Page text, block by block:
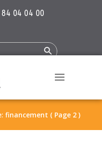
84 04 04 00
Search Button
financement ( Page 2 )